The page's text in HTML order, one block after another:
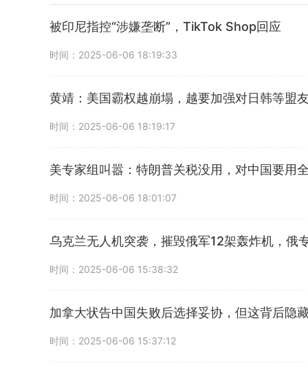
被印尼指控“涉嫌垄断”，TikTok Shop回应
时间：2025-06-06 18:19:33
黄靖：美国霸权越崩塌，越要加强对日韩等盟
时间：2025-06-06 18:19:17
美专家组叫嚣：特朗普关税没用，对中国要用
时间：2025-06-06 18:01:07
乌克兰无人机突袭，摧毁俄军12架轰炸机，俄
时间：2025-06-06 15:38:32
加拿大状告中国失败后选择妥协，但这背后隐
时间：2025-06-06 15:37:12